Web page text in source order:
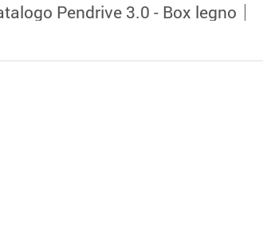
Pendrive 3.0 - Box legno